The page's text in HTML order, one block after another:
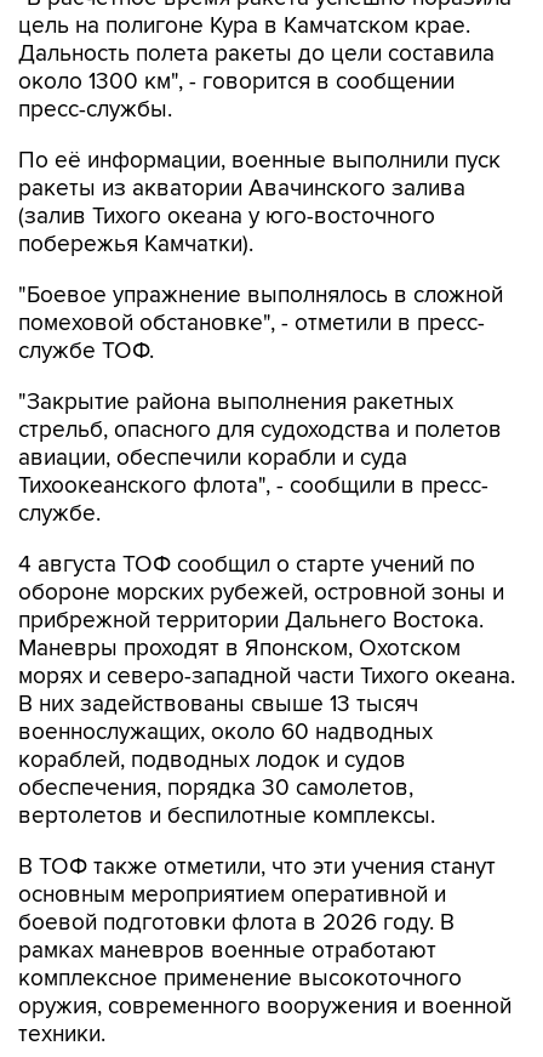
цель на полигоне Кура в Камчатском крае.
Дальность полета ракеты до цели составила
около 1300 км", - говорится в сообщении
пресс-службы.
По её информации, военные выполнили пуск
ракеты из акватории Авачинского залива
(залив Тихого океана у юго-восточного
побережья Камчатки).
"Боевое упражнение выполнялось в сложной
помеховой обстановке", - отметили в пресс-
службе ТОФ.
"Закрытие района выполнения ракетных
стрельб, опасного для судоходства и полетов
авиации, обеспечили корабли и суда
Тихоокеанского флота", - сообщили в пресс-
службе.
4 августа ТОФ сообщил о старте учений по
обороне морских рубежей, островной зоны и
прибрежной территории Дальнего Востока.
Маневры проходят в Японском, Охотском
морях и северо-западной части Тихого океана.
В них задействованы свыше 13 тысяч
военнослужащих, около 60 надводных
кораблей, подводных лодок и судов
обеспечения, порядка 30 самолетов,
вертолетов и беспилотные комплексы.
В ТОФ также отметили, что эти учения станут
основным мероприятием оперативной и
боевой подготовки флота в 2026 году. В
рамках маневров военные отработают
комплексное применение высокоточного
оружия, современного вооружения и военной
техники.